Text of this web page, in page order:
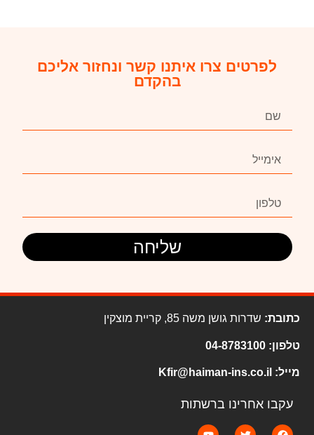
לפרטים צרו איתנו קשר ונחזור אליכם
בהקדם
שליחה
כתובת: שדרות גושן משה 85, קריית מוצקין
טלפון: 04-8783100
מייל: Kfir@haiman-ins.co.il
עקבו אחרינו ברשתות